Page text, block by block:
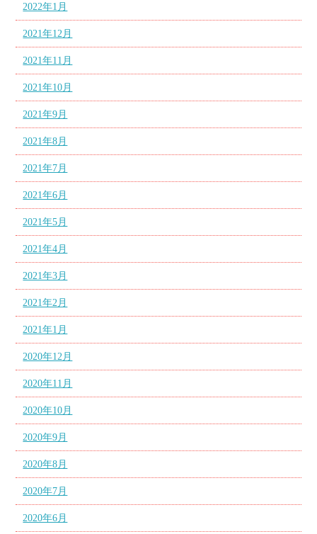
2022年1月
2021年12月
2021年11月
2021年10月
2021年9月
2021年8月
2021年7月
2021年6月
2021年5月
2021年4月
2021年3月
2021年2月
2021年1月
2020年12月
2020年11月
2020年10月
2020年9月
2020年8月
2020年7月
2020年6月